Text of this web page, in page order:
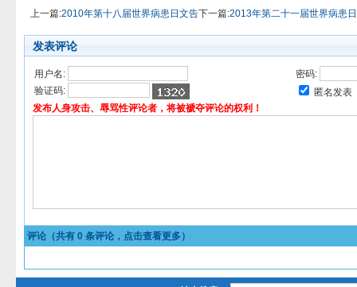
上一篇:2010年第十八届世界病患日文告下一篇:2013年第二十一届世界病患
发表评论
用户名:
密码:
验证码:
匿名发表
发布人身攻击、辱骂性评论者，将被褫夺评论的权利！
评论（共有 0 条评论，点击查看更多）